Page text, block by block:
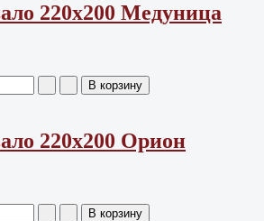
220х200 Медуница
220х200 Орион